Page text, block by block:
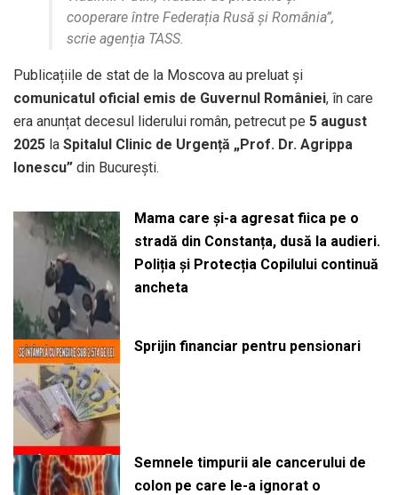
cooperare între Federația Rusă și România”,
scrie agenția TASS.
Publicațiile de stat de la Moscova au preluat și
comunicatul oficial emis de Guvernul României, în care
era anunțat decesul liderului român, petrecut pe 5 august
2025 la Spitalul Clinic de Urgență „Prof. Dr. Agrippa
Ionescu” din București.
Mama care și-a agresat fiica pe o
stradă din Constanța, dusă la audieri.
Poliția și Protecția Copilului continuă
ancheta
Sprijin financiar pentru pensionari
Semnele timpurii ale cancerului de
colon pe care le-a ignorat o